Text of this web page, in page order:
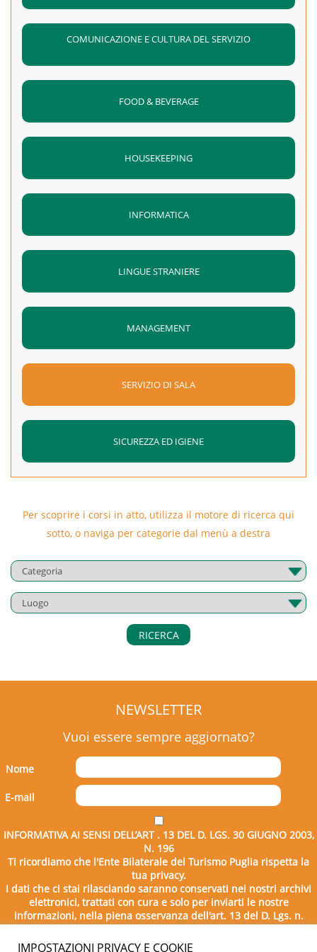
COMUNICAZIONE E CULTURA DEL SERVIZIO
FOOD & BEVERAGE
HOUSEKEEPING
INFORMATICA
LINGUE STRANIERE
MANAGEMENT
SERVIZIO DI SALA
SICUREZZA ED IGIENE
Per scoprire i corsi in atto, utilizza il motore di ricerca qui
sotto, o naviga per categorie dal menù a destra
RICERCA
NEWSLETTER
Vuoi essere sempre aggiornato?
Nome
E-mail
INFORMATIVA AI SENSI DELL’ART . 13 DEL D. LGS. 30 GIUGNO 2003,
N. 196
Ti ricordiamo che l'Ente Bilaterale del Turismo Puglia rispetta la
tua privacy.
I dati che ci stai rilasciando saranno conservati nei nostri archivi
elettronici, trattati con cura e solo per inviarti le nostre
informazioni, nella piena osservanza dell'art. 13 del D. Lgs. n.
196/2003.
IMPOSTAZIONI PRIVACY E COOKIE